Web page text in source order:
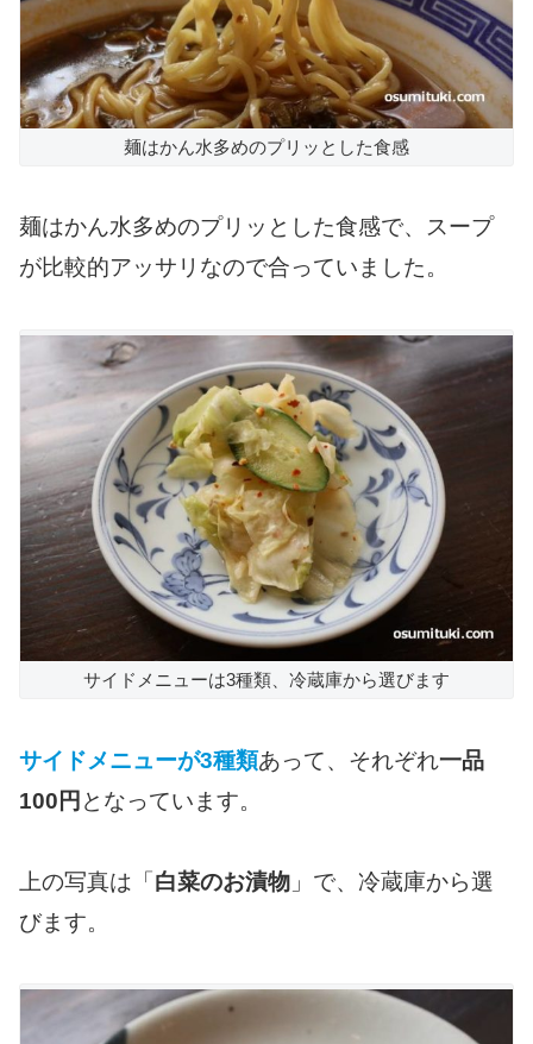
麺はかん水多めのプリッとした食感
麺はかん水多めのプリッとした食感で、スープ
が比較的アッサリなので合っていました。
サイドメニューは3種類、冷蔵庫から選びます
サイドメニューが3種類あって、それぞれ一品
100円 となっています。
上の写真は「白菜のお漬物 」で、冷蔵庫から選
びます。